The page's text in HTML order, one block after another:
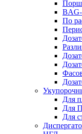
По
Для
Для
Для